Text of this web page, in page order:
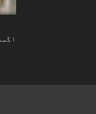
اگست 8,